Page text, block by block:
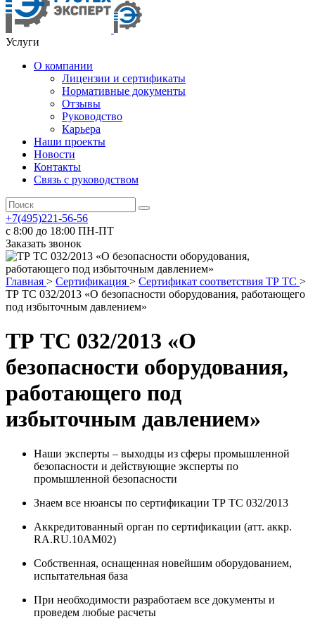
Услуги
О компании
Лицензии и сертификаты
Нормативные документы
Отзывы
Руководство
Карьера
Наши проекты
Новости
Контакты
Связь с руководством
+7(495)221-56-56
с 8:00 до 18:00 ПН-ПТ
Заказать звонок
Главная > Сертификация > Cертификат соответствия ТР ТС >
ТР ТС 032/2013 «О безопасности оборудования, работающего
под избыточным давлением»
ТР ТС 032/2013 «О
безопасности оборудования,
работающего под
избыточным давлением»
Наши эксперты – выходцы из сферы промышленной
безопасности и действующие эксперты по
промышленной безопасности
Знаем все нюансы по сертификации ТР ТС 032/2013
Аккредитованный орган по сертификации (атт. аккр.
RA.RU.10АМ02)
Собственная, оснащенная новейшим оборудованием,
испытательная база
При необходимости разработаем все документы и
проведем любые расчеты